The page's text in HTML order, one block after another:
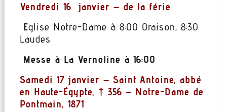
Vendredi 16 janvier – de la férie
Eglise Notre-Dame à 8:00 Oraison, 8:30
Laudes
Messe à La Vernoline à 16:00
Samedi 17 janvier – Saint Antoine, abbé
en Haute-Égypte, † 356 – Notre-Dame de
Pontmain, 1871